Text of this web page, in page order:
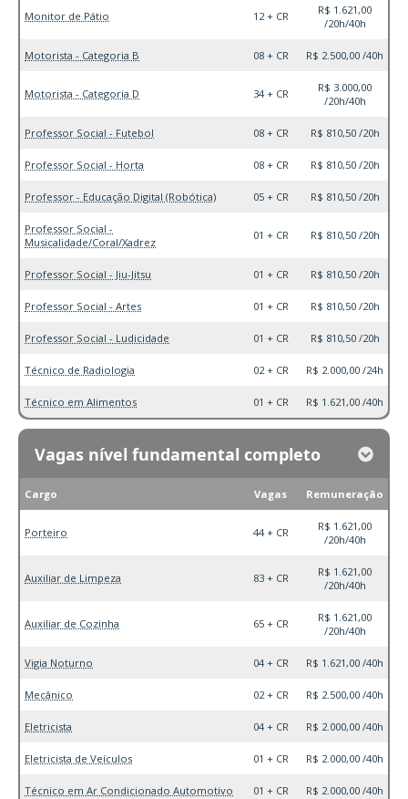
Monitor de Pátio 12 + CR
R$ 1.621,00
/20h/40h
Motorista - Categoria B 08 + CR R$ 2.500,00 /40h
Motorista - Categoria D 34 + CR
R$ 3.000,00
/20h/40h
Professor Social - Futebol 08 + CR R$ 810,50 /20h
Professor Social - Horta 08 + CR R$ 810,50 /20h
Professor - Educação Digital (Robótica) 05 + CR R$ 810,50 /20h
Professor Social -
Musicalidade/Coral/Xadrez
01 + CR R$ 810,50 /20h
Professor Social - Jiu-Jitsu 01 + CR R$ 810,50 /20h
Professor Social - Artes 01 + CR R$ 810,50 /20h
Professor Social - Ludicidade 01 + CR R$ 810,50 /20h
Técnico de Radiologia 02 + CR R$ 2.000,00 /24h
Técnico em Alimentos 01 + CR R$ 1.621,00 /40h
Vagas nível fundamental completo
Cargo Vagas Remuneração
Porteiro 44 + CR
R$ 1.621,00
/20h/40h
Auxiliar de Limpeza 83 + CR
R$ 1.621,00
/20h/40h
Auxiliar de Cozinha 65 + CR
R$ 1.621,00
/20h/40h
Vigia Noturno 04 + CR R$ 1.621,00 /40h
Mecânico 02 + CR R$ 2.500,00 /40h
Eletricista 04 + CR R$ 2.000,00 /40h
Eletricista de Veículos 01 + CR R$ 2.000,00 /40h
Técnico em Ar Condicionado Automotivo 01 + CR R$ 2.000,00 /40h